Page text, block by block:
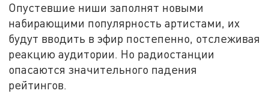
Опустевшие ниши заполнят новыми
набирающими популярность артистами, их
будут вводить в эфир постепенно, отслеживая
реакцию аудитории. Но радиостанции
опасаются значительного падения
рейтингов.